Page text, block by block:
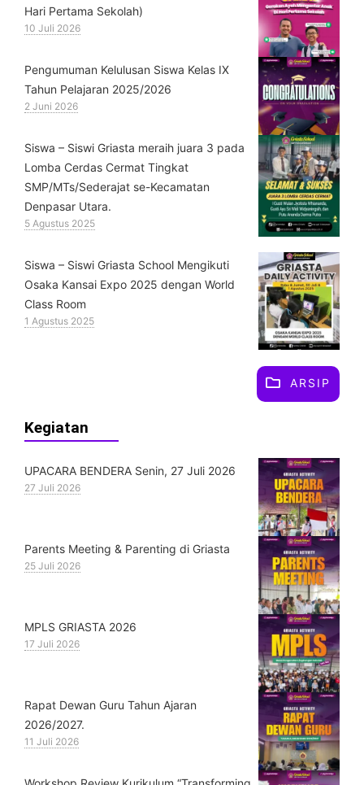
Hari Pertama Sekolah)
10 Juli 2026
Pengumuman Kelulusan Siswa Kelas IX
Tahun Pelajaran 2025/2026
2 Juni 2026
Siswa – Siswi Griasta meraih juara 3 pada
Lomba Cerdas Cermat Tingkat
SMP/MTs/Sederajat se-Kecamatan
Denpasar Utara.
5 Agustus 2025
Siswa – Siswi Griasta School Mengikuti
Osaka Kansai Expo 2025 dengan World
Class Room
1 Agustus 2025
ARSIP
Kegiatan
UPACARA BENDERA Senin, 27 Juli 2026
27 Juli 2026
Parents Meeting & Parenting di Griasta
25 Juli 2026
MPLS GRIASTA 2026
17 Juli 2026
Rapat Dewan Guru Tahun Ajaran
2026/2027.
11 Juli 2026